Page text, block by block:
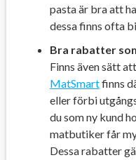
pasta är bra att
dessa finns ofta
Bra rabatter
Finns även sätt
MatSmartfinns
eller förbi
du som ny kund
matbutiker får
Dessa rabatter